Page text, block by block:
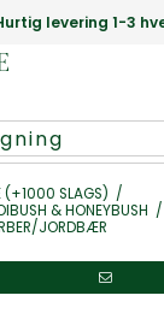
(+1000 SLAGS) /
& HONEYBUSH /
JORDBÆR